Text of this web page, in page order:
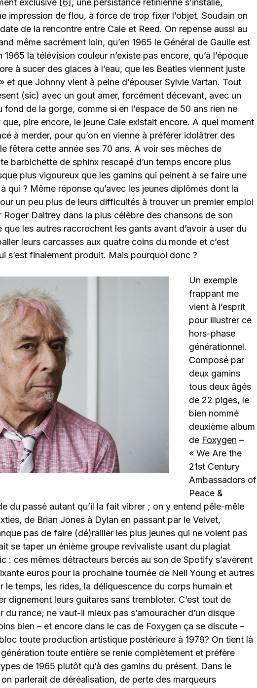
exclusive [6] , une persistance rétinienne s’installe,
impression de flou, à force de trop fixer l’objet. Soudain on
de la rencontre entre Cale et Reed. On repense aussi au
même sacrément loin, qu’en 1965 le Général de Gaulle est
1965 la télévision couleur n’existe pas encore, qu’à l’époque
à sucer des glaces à l’eau, que les Beatles viennent juste
et que Johnny vient à peine d’épouser Sylvie Vartan. Tout
(sic) avec un gout amer, forcément décevant, avec un
fond de la gorge, comme si en l’espace de 50 ans rien ne
que, pire encore, le jeune Cale existait encore. A quel moment
à merder, pour qu’on en vienne à préférer idolâtrer des
fêtera cette année ses 70 ans. A voir ses mèches de
barbichette de sphinx rescapé d’un temps encore plus
plus vigoureux que les gamins qui peinent à se faire une
qui ? Même réponse qu’avec les jeunes diplômés dont la
un peu plus de leurs difficultés à trouver un premier emploi
Daltrey dans la plus célèbre des chansons de son
les autres raccrochent les gants avant d’avoir à user du
leurs carcasses aux quatre coins du monde et c’est
s’est finalement produit. Mais pourquoi donc ?
Un exemple
frappant me
vient à l’esprit
pour illustrer ce
hors-phase
générationnel.
Composé par
deux gamins
tous deux âgés
de 22 piges, le
bien nommé
deuxième album
de Foxygen –
« We Are the
21st Century
Ambassadors of
Peace &
du passé autant qu’il la fait vibrer ; on y entend pêle-mêle
de Brian Jones à Dylan en passant par le Velvet,
pas de faire (dé)railler les plus jeunes qui ne voient pas
se taper un énième groupe revivaliste usant du plagiat
: ces mêmes détracteurs bercés au son de Spotify s’avèrent
euros pour la prochaine tournée de Neil Young et autres
le temps, les rides, la déliquescence du corps humain et
dignement leurs guitares sans trembloter. C’est tout de
du rance; ne vaut-il mieux pas s’amouracher d’un disque
bien – et encore dans le cas de Foxygen ça se discute –
toute production artistique postérieure à 1979? On tient là
toute entière se renie complètement et préfère
de 1965 plutôt qu’à des gamins du présent. Dans le
parlerait de déréalisation, de perte des marqueurs